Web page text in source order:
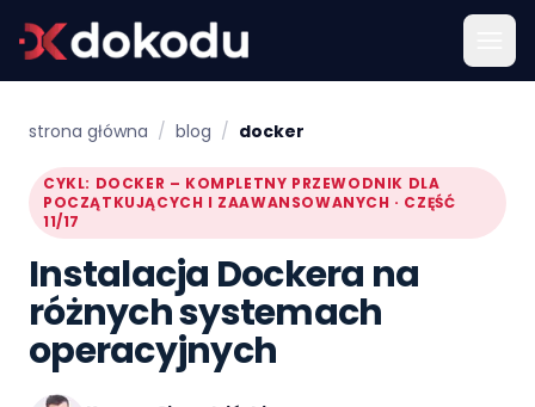
strona główna / blog / docker
CYKL: DOCKER – KOMPLETNY PRZEWODNIK DLA
POCZĄTKUJĄCYCH I ZAAWANSOWANYCH · CZĘŚĆ
11/17
Instalacja Dockera na
różnych systemach
operacyjnych